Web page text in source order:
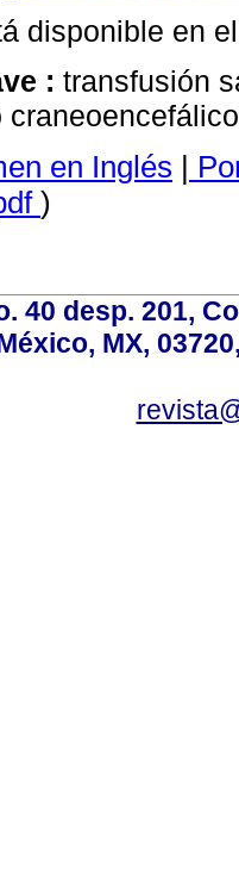
disponible en
: transfusión
en Inglés |
)
40 desp. 201,
MX,